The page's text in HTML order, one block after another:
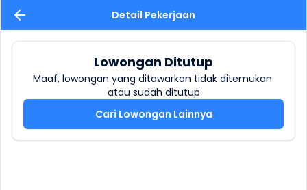
Detail Pekerjaan
Lowongan Ditutup
Maaf, lowongan yang ditawarkan tidak ditemukan
atau sudah ditutup
Cari Lowongan Lainnya